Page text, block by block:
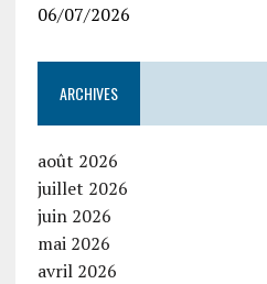
06/07/2026
ARCHIVES
août 2026
juillet 2026
juin 2026
mai 2026
avril 2026